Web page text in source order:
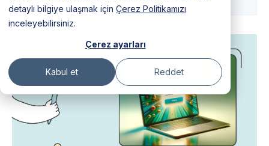
detaylı bilgiye ulaşmak için Çerez Politikamızı
inceleyebilirsiniz.
Çerez ayarları
Kabul et Reddet